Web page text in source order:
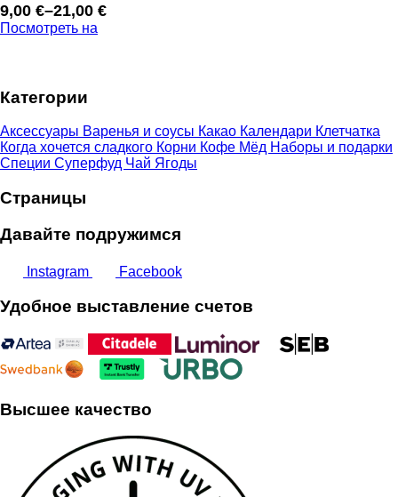
9,00 €–21,00 €
Диапазон
цен:
21,00 €
Посмотреть на
Категории
Аксессуары Варенья и соусы Какао Календари Клетчатка
Когда хочется сладкого Корни Кофе Мёд Наборы и подарки
Специи Суперфуд Чай Ягоды
Страницы
Давайте подружимся
Instagram Facebook
Удобное выставление счетов
Высшее качество